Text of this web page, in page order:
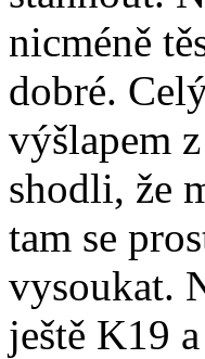
nicméně
dobré.
výšlapem
shodli, že
tam se
vysoukat.
ještě K19